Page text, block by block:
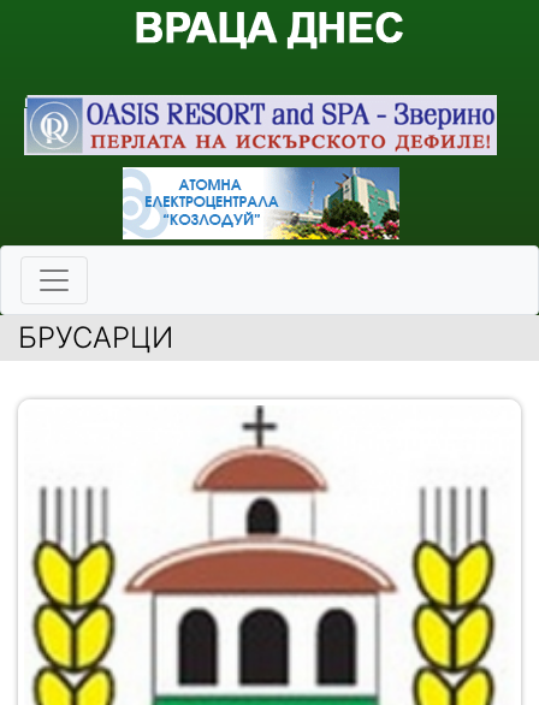
БРУСАРЦИ